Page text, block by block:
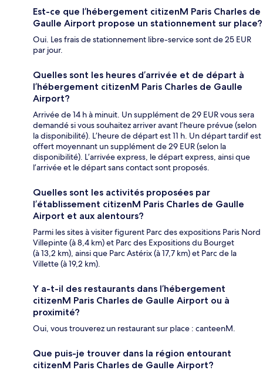
Est-ce que l’hébergement citizenM Paris Charles de
Gaulle Airport propose un stationnement sur place?
Oui. Les frais de stationnement libre-service sont de 25 EUR
par jour.
Quelles sont les heures d’arrivée et de départ à
l’hébergement citizenM Paris Charles de Gaulle
Airport?
Arrivée de 14 h à minuit. Un supplément de 29 EUR vous sera
demandé si vous souhaitez arriver avant l’heure prévue (selon
la disponibilité). L’heure de départ est 11 h. Un départ tardif est
offert moyennant un supplément de 29 EUR (selon la
disponibilité). L’arrivée express, le départ express, ainsi que
l’arrivée et le départ sans contact sont proposés.
Quelles sont les activités proposées par
l’établissement citizenM Paris Charles de Gaulle
Airport et aux alentours?
Parmi les sites à visiter figurent Parc des expositions Paris Nord
Villepinte (à 8,4 km) et Parc des Expositions du Bourget
(à 13,2 km), ainsi que Parc Astérix (à 17,7 km) et Parc de la
Villette (à 19,2 km).
Y a-t-il des restaurants dans l’hébergement
citizenM Paris Charles de Gaulle Airport ou à
proximité?
Oui, vous trouverez un restaurant sur place : canteenM.
Que puis-je trouver dans la région entourant
citizenM Paris Charles de Gaulle Airport?